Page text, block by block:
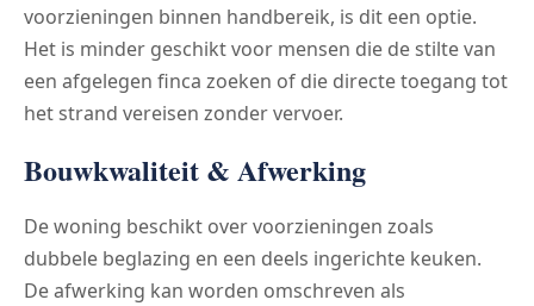
voorzieningen binnen handbereik, is dit een optie.
Het is minder geschikt voor mensen die de stilte van
een afgelegen finca zoeken of die directe toegang tot
het strand vereisen zonder vervoer.
Bouwkwaliteit & Afwerking
De woning beschikt over voorzieningen zoals
dubbele beglazing en een deels ingerichte keuken.
De afwerking kan worden omschreven als